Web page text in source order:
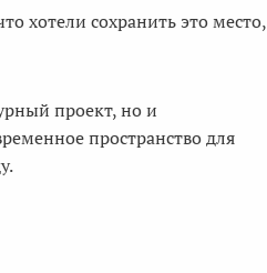
хотели сохранить это место,
проект, но и
пространство для